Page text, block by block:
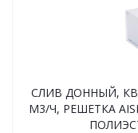
СЛИВ ДОННЫЙ,
М3/Ч, РЕШЕТКА